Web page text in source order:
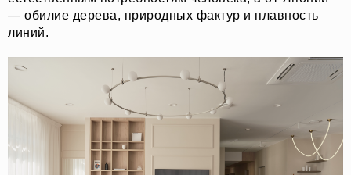
— обилие дерева, природных фактур и плавность
линий.